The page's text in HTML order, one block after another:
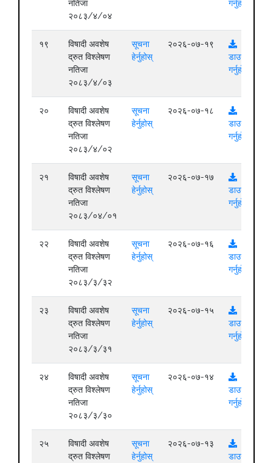
नतिजा
२०८३/४/०४
गर्नुहोस्
१९
विषादी अवशेष
द्रुत विश्लेषण
नतिजा
२०८३/४/०३
सूचना
हेर्नुहोस्
२०२६-०७-१९
डाउनलोड
गर्नुहोस्
२०
विषादी अवशेष
द्रुत विश्लेषण
नतिजा
२०८३/४/०२
सूचना
हेर्नुहोस्
२०२६-०७-१८
डाउनलोड
गर्नुहोस्
२१
विषादी अवशेष
द्रुत विश्लेषण
नतिजा
२०८३/०४/०१
सूचना
हेर्नुहोस्
२०२६-०७-१७
डाउनलोड
गर्नुहोस्
२२
विषादी अवशेष
द्रुत विश्लेषण
नतिजा
२०८३/३/३२
सूचना
हेर्नुहोस्
२०२६-०७-१६
डाउनलोड
गर्नुहोस्
२३
विषादी अवशेष
द्रुत विश्लेषण
नतिजा
२०८३/३/३१
सूचना
हेर्नुहोस्
२०२६-०७-१५
डाउनलोड
गर्नुहोस्
२४
विषादी अवशेष
द्रुत विश्लेषण
नतिजा
२०८३/३/३०
सूचना
हेर्नुहोस्
२०२६-०७-१४
डाउनलोड
गर्नुहोस्
२५
विषादी अवशेष
द्रुत विश्लेषण
सूचना
हेर्नुहोस्
२०२६-०७-१३
डाउनलोड